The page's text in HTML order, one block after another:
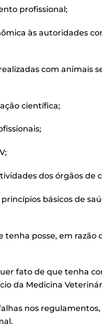
profissional;
às autoridades
com animais
científica;
dos órgãos de
básicos de
posse, em razão
fato de que tenha
da Medicina
nos